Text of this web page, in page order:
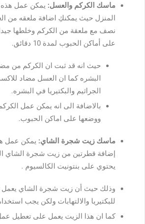
ماسك الكركم والعسل: يمكن عمل هذه
المنزل حيث يمكنكِ اضافة ملعقه من
نصف مع ملعقة من الكركم وخلطها
على أماكن الحبوب لمدة 10 دقائق.
حيث انه قد ثبت ان الكركم من
البشره كما ان العسل مضاد
الجراثيم والبكتيريا في البشره.
بالاضافة الى انه يمكن عمل
ووضعها على اماكن الحبوب.
ماسك زيت شجرة الشاي: يمكن عمل
إضافة قطرتين من زيت شجرة الشاي
يحتوي على بنتونيت الكالسيوم .
وذلك حيث أن زيت شجرة الشاي
للبكتيريا والالتهابات ولكن يجب
كما ان هذا الزيت يعمل على تعطيل